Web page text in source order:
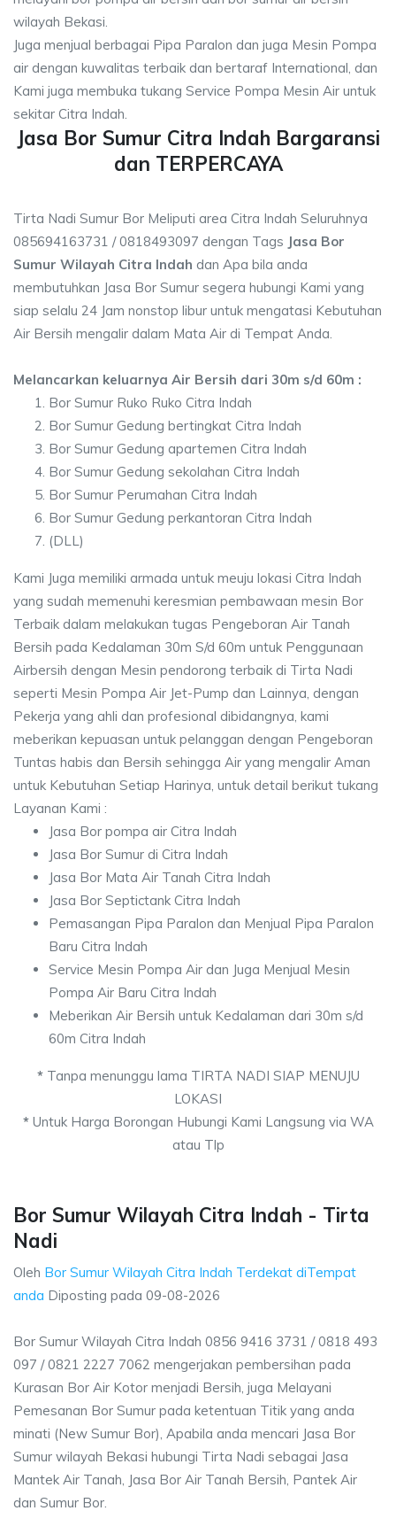
wilayah Bekasi.
Juga menjual berbagai Pipa Paralon dan juga Mesin Pompa
air dengan kuwalitas terbaik dan bertaraf International, dan
Kami juga membuka tukang Service Pompa Mesin Air untuk
sekitar Citra Indah.
Jasa Bor Sumur Citra Indah Bargaransi
dan TERPERCAYA
Tirta Nadi Sumur Bor Meliputi area Citra Indah Seluruhnya
085694163731 / 0818493097 dengan Tags Jasa Bor
Sumur Wilayah Citra Indah dan Apa bila anda
membutuhkan Jasa Bor Sumur segera hubungi Kami yang
siap selalu 24 Jam nonstop libur untuk mengatasi Kebutuhan
Air Bersih mengalir dalam Mata Air di Tempat Anda.
Melancarkan keluarnya Air Bersih dari 30m s/d 60m :
Bor Sumur Ruko Ruko Citra Indah
Bor Sumur Gedung bertingkat Citra Indah
Bor Sumur Gedung apartemen Citra Indah
Bor Sumur Gedung sekolahan Citra Indah
Bor Sumur Perumahan Citra Indah
Bor Sumur Gedung perkantoran Citra Indah
(DLL)
Kami Juga memiliki armada untuk meuju lokasi Citra Indah
yang sudah memenuhi keresmian pembawaan mesin Bor
Terbaik dalam melakukan tugas Pengeboran Air Tanah
Bersih pada Kedalaman 30m S/d 60m untuk Penggunaan
Airbersih dengan Mesin pendorong terbaik di Tirta Nadi
seperti Mesin Pompa Air Jet-Pump dan Lainnya, dengan
Pekerja yang ahli dan profesional dibidangnya, kami
meberikan kepuasan untuk pelanggan dengan Pengeboran
Tuntas habis dan Bersih sehingga Air yang mengalir Aman
untuk Kebutuhan Setiap Harinya, untuk detail berikut tukang
Layanan Kami :
Jasa Bor pompa air Citra Indah
Jasa Bor Sumur di Citra Indah
Jasa Bor Mata Air Tanah Citra Indah
Jasa Bor Septictank Citra Indah
Pemasangan Pipa Paralon dan Menjual Pipa Paralon
Baru Citra Indah
Service Mesin Pompa Air dan Juga Menjual Mesin
Pompa Air Baru Citra Indah
Meberikan Air Bersih untuk Kedalaman dari 30m s/d
60m Citra Indah
*Tanpa menunggu lama TIRTA NADI SIAP MENUJU
LOKASI
*Untuk Harga Borongan Hubungi Kami Langsung via WA
atau Tlp
Bor Sumur Wilayah Citra Indah - Tirta
Nadi
Oleh Bor Sumur Wilayah Citra Indah Terdekat diTempat
anda Diposting pada 09-08-2026
Bor Sumur Wilayah Citra Indah 0856 9416 3731 / 0818 493
097 / 0821 2227 7062 mengerjakan pembersihan pada
Kurasan Bor Air Kotor menjadi Bersih, juga Melayani
Pemesanan Bor Sumur pada ketentuan Titik yang anda
minati (New Sumur Bor), Apabila anda mencari Jasa Bor
Sumur wilayah Bekasi hubungi Tirta Nadi sebagai Jasa
Mantek Air Tanah, Jasa Bor Air Tanah Bersih, Pantek Air
dan Sumur Bor.